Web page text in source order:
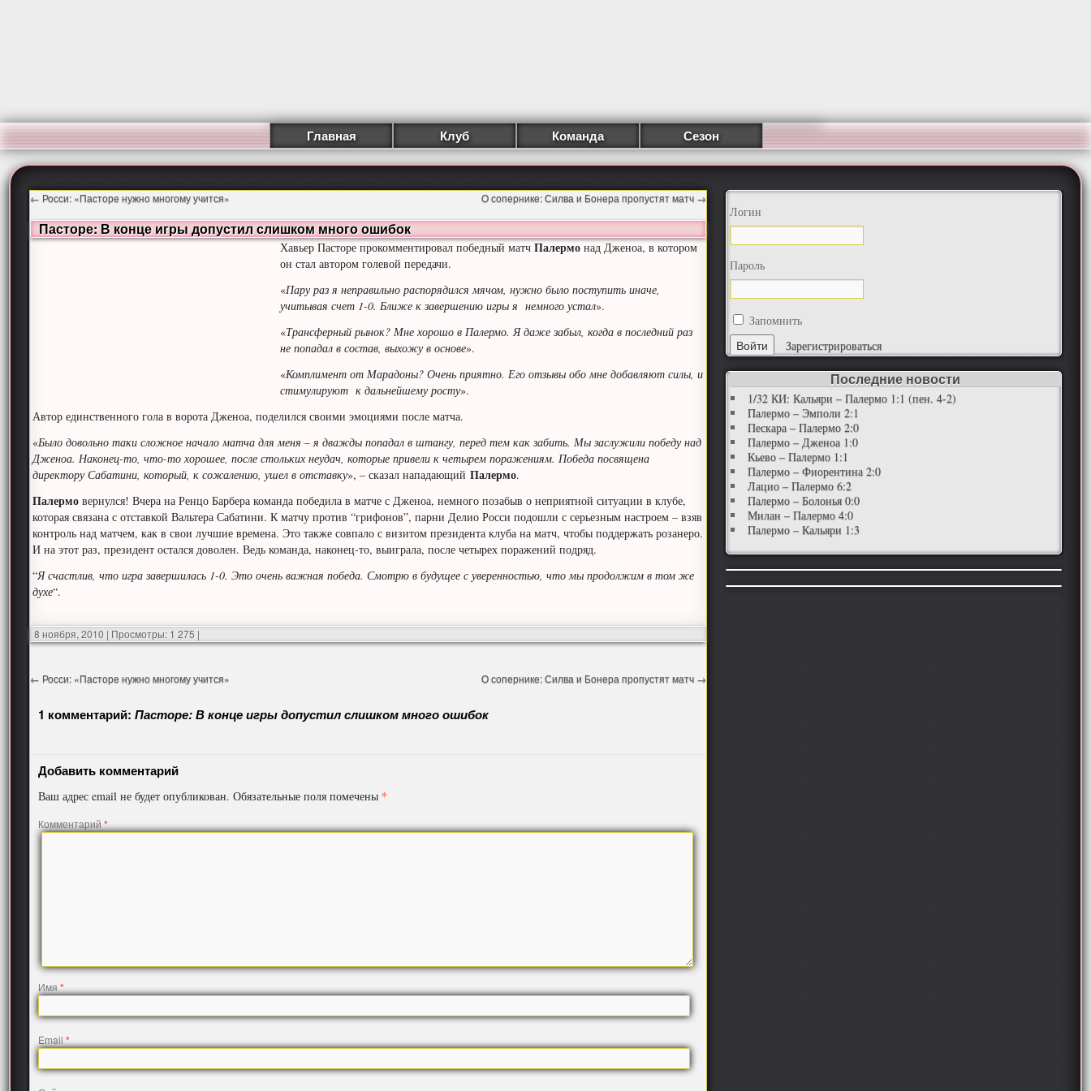
Главная Клуб Команда Сезон
← Росси: «Пасторе нужно многому учится» О сопернике: Силва и Бонера пропустят матч →
Пасторе: В конце игры допустил слишком много ошибок
Хавьер Пасторе прокомментировал победный матчПалермо над Дженоа, в котором
он стал автором голевой передачи.
«Пару раз я неправильно распорядился мячом, нужно было поступить иначе,
учитывая счет 1-0. Ближе к завершению игры я немного устал».
«Трансферный рынок? Мне хорошо в Палермо. Я даже забыл, когда в последний раз
не попадал в состав, выхожу в основе».
«Комплимент от Марадоны? Очень приятно. Его отзывы обо мне добавляют силы, и
стимулируют к дальнейшему росту».
Автор единственного гола в ворота Дженоа, поделился своими эмоциями после матча.
«Было довольно таки сложное начало матча для меня – я дважды попадал в штангу, перед тем как забить. Мы заслужили победу над
Дженоа. Наконец-то, что-то хорошее, после стольких неудач, которые привели к четырем поражениям. Победа посвящена
директору Сабатини, который, к сожалению, ушел в отставку», – сказал нападающийПалермо.
Палермо вернулся! Вчера на Ренцо Барбера команда победила в матче с Дженоа, немного позабыв о неприятной ситуации в клубе,
которая связана с отставкой Вальтера Сабатини. К матчу против “грифонов”, парни Делио Росси подошли с серьезным настроем – взяв
контроль над матчем, как в свои лучшие времена. Это также совпало с визитом президента клуба на матч, чтобы поддержать розанеро.
И на этот раз, президент остался доволен. Ведь команда, наконец-то, выиграла, после четырех поражений подряд.
“Я счастлив, что игра завершилась 1-0. Это очень важная победа. Смотрю в будущее с уверенностью, что мы продолжим в том же
духе“.
8 ноября, 2010 | Просмотры: 1 275 |
← Росси: «Пасторе нужно многому учится» О сопернике: Силва и Бонера пропустят матч →
1 комментарий:Пасторе: В конце игры допустил слишком много ошибок
Добавить комментарий
Ваш адрес email не будет опубликован. Обязательные поля помечены *
Комментарий*
Имя*
Email*
Логин
Пароль
Запомнить
Зарегистрироваться
Последние новости
1/32 КИ: Кальяри – Палермо 1:1 (пен. 4-2)
Палермо – Эмполи 2:1
Пескара – Палермо 2:0
Палермо – Дженоа 1:0
Кьево – Палермо 1:1
Палермо – Фиорентина 2:0
Лацио – Палермо 6:2
Палермо – Болонья 0:0
Милан – Палермо 4:0
Палермо – Кальяри 1:3